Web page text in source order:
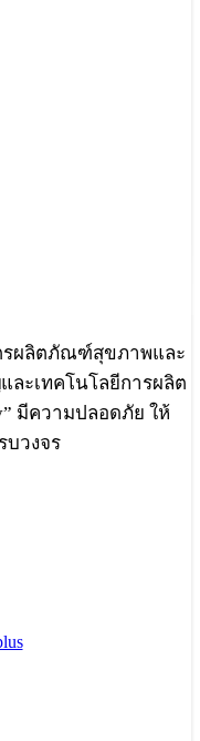
รผลิตภัณฑ์สุขภาพและ
ะเทคโนโลยีการผลิต
มีความปลอดภัย ให้
บวงจร